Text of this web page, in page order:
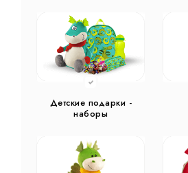
Детские подарки -
наборы